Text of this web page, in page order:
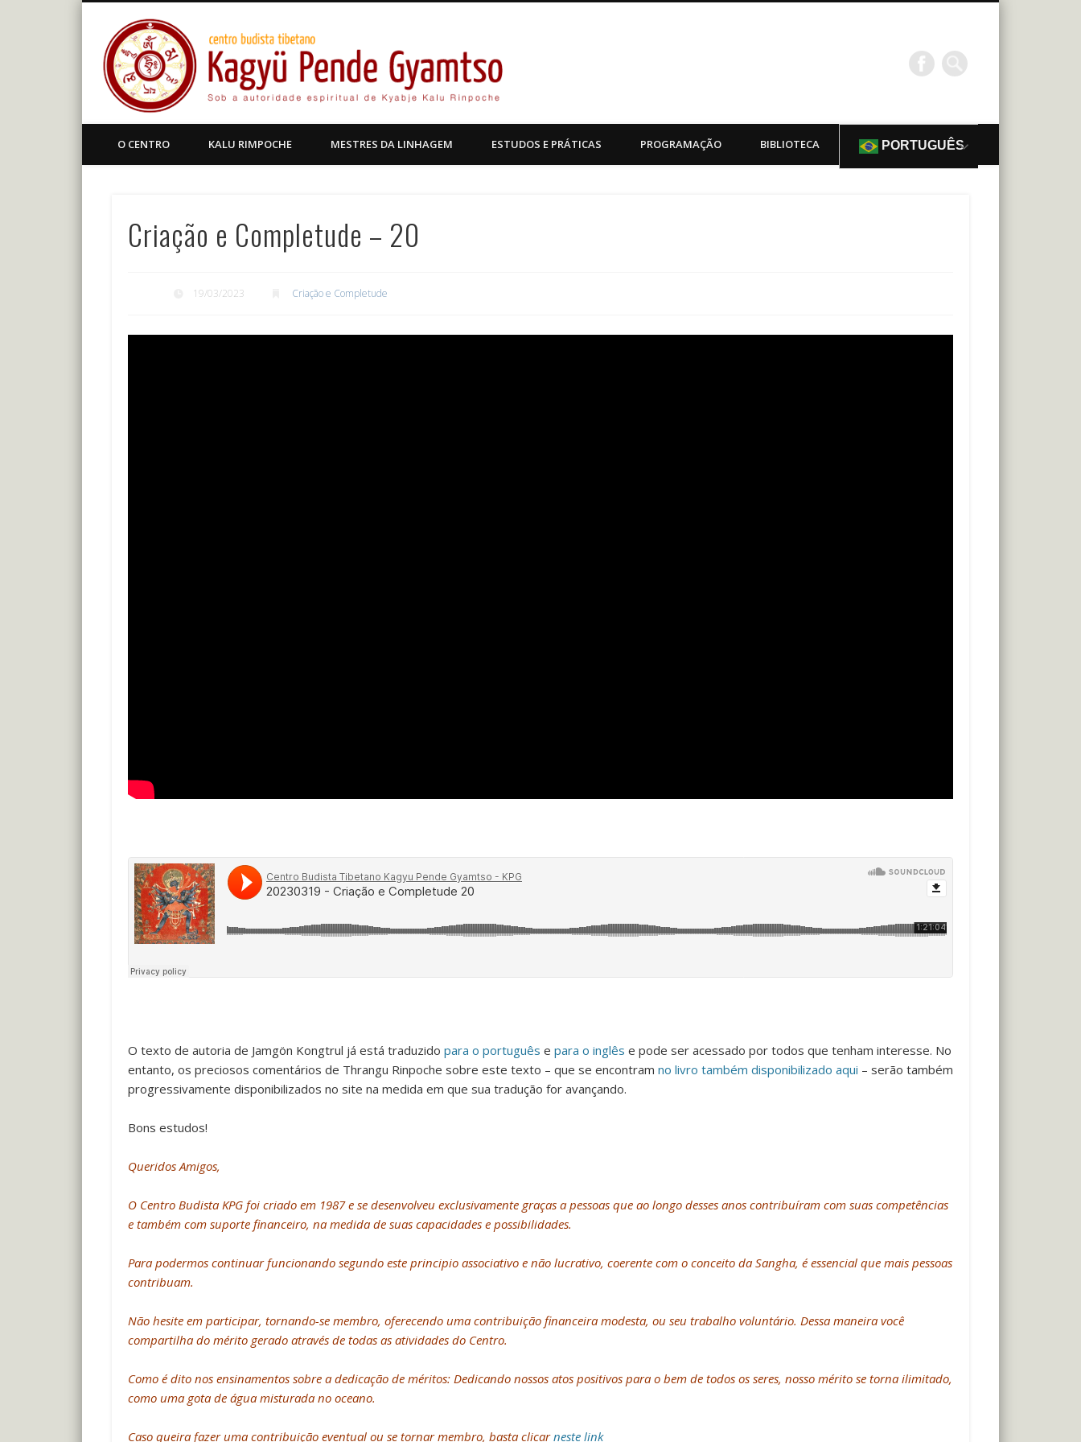
Kagyu Pende Gyamtso
Centro Budista Tibetano
Facebook
O CENTRO KALU RIMPOCHE MESTRES DA LINHAGEM ESTUDOS E PRÁTICAS PROGRAMAÇÃO BIBLIOTECA PORTUGUÊS
Criação e Completude – 20
19/03/2023 Criação e Completude
O texto de autoria de Jamgön Kongtrul já está traduzido para o português e para o inglês e pode ser acessado por todos que tenham interesse. No
entanto, os preciosos comentários de Thrangu Rinpoche sobre este texto – que se encontram no livro também disponibilizado aqui – serão também
progressivamente disponibilizados no site na medida em que sua tradução for avançando.
Bons estudos!
Queridos Amigos,
O Centro Budista KPG foi criado em 1987 e se desenvolveu exclusivamente graças a pessoas que ao longo desses anos contribuíram com suas competências
e também com suporte financeiro, na medida de suas capacidades e possibilidades.
Para podermos continuar funcionando segundo este principio associativo e não lucrativo, coerente com o conceito da Sangha, é essencial que mais pessoas
contribuam.
Não hesite em participar, tornando-se membro, oferecendo uma contribuição financeira modesta, ou seu trabalho voluntário. Dessa maneira você
compartilha do mérito gerado através de todas as atividades do Centro.
Como é dito nos ensinamentos sobre a dedicação de méritos: Dedicando nossos atos positivos para o bem de todos os seres, nosso mérito se torna ilimitado,
como uma gota de água misturada no oceano.
Caso queira fazer uma contribuição eventual ou se tornar membro, basta clicar neste link